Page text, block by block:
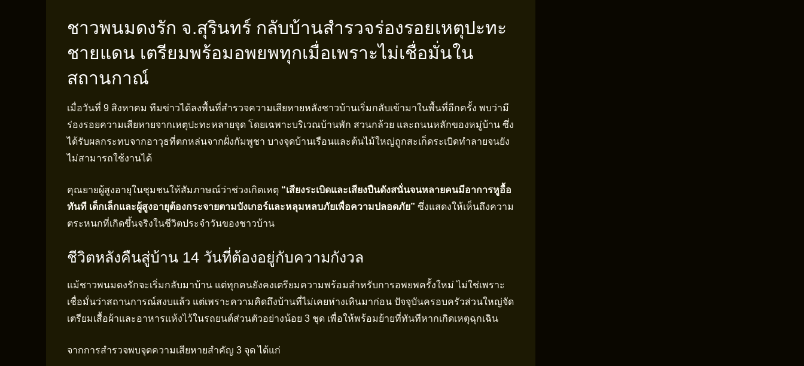
ชาวพนมดงรัก จ.สุรินทร์ กลับบ้านสำรวจร่องรอยเหตุปะทะ
ชายแดน เตรียมพร้อมอพยพทุกเมื่อเพราะไม่เชื่อมั่นใน
สถานกาณ์
เมื่อวันที่ 9 สิงหาคม ทีมข่าวได้ลงพื้นที่สำรวจความเสียหายหลังชาวบ้านเริ่มกลับเข้ามาในพื้นที่อีกครั้ง พบว่ามี
ร่องรอยความเสียหายจากเหตุปะทะหลายจุด โดยเฉพาะบริเวณบ้านพัก สวนกล้วย และถนนหลักของหมู่บ้าน ซึ่ง
ได้รับผลกระทบจากอาวุธที่ตกหล่นจากฝั่งกัมพูชา บางจุดบ้านเรือนและต้นไม้ใหญ่ถูกสะเก็ดระเบิดทำลายจนยัง
ไม่สามารถใช้งานได้
คุณยายผู้สูงอายุในชุมชนให้สัมภาษณ์ว่าช่วงเกิดเหตุ “เสียงระเบิดและเสียงปืนดังสนั่นจนหลายคนมีอาการหูอื้อ
ทันที เด็กเล็กและผู้สูงอายุต้องกระจายตามบังเกอร์และหลุมหลบภัยเพื่อความปลอดภัย” ซึ่งแสดงให้เห็นถึงความ
ตระหนกที่เกิดขึ้นจริงในชีวิตประจำวันของชาวบ้าน
ชีวิตหลังคืนสู่บ้าน 14 วันที่ต้องอยู่กับความกังวล
แม้ชาวพนมดงรักจะเริ่มกลับมาบ้าน แต่ทุกคนยังคงเตรียมความพร้อมสำหรับการอพยพครั้งใหม่ ไม่ใช่เพราะ
เชื่อมั่นว่าสถานการณ์สงบแล้ว แต่เพราะความคิดถึงบ้านที่ไม่เคยห่างเหินมาก่อน ปัจจุบันครอบครัวส่วนใหญ่จัด
เตรียมเสื้อผ้าและอาหารแห้งไว้ในรถยนต์ส่วนตัวอย่างน้อย 3 ชุด เพื่อให้พร้อมย้ายที่ทันทีหากเกิดเหตุฉุกเฉิน
จากการสำรวจพบจุดความเสียหายสำคัญ 3 จุด ได้แก่